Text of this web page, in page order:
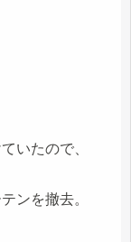
いたので、
ンを撤去。